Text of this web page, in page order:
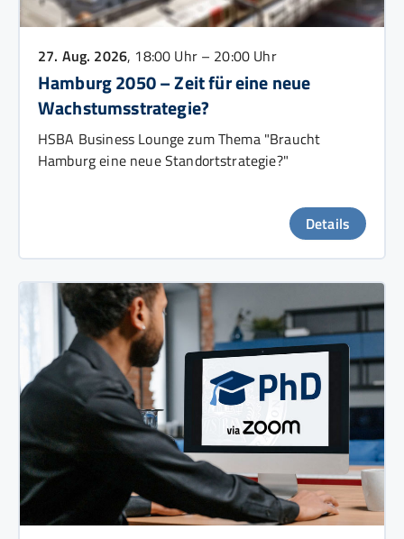
27. Aug. 2026, 18:00 Uhr – 20:00 Uhr
Hamburg 2050 – Zeit für eine neue
Wachstumsstrategie?
HSBA Business Lounge zum Thema "Braucht
Hamburg eine neue Standortstrategie?"
Details